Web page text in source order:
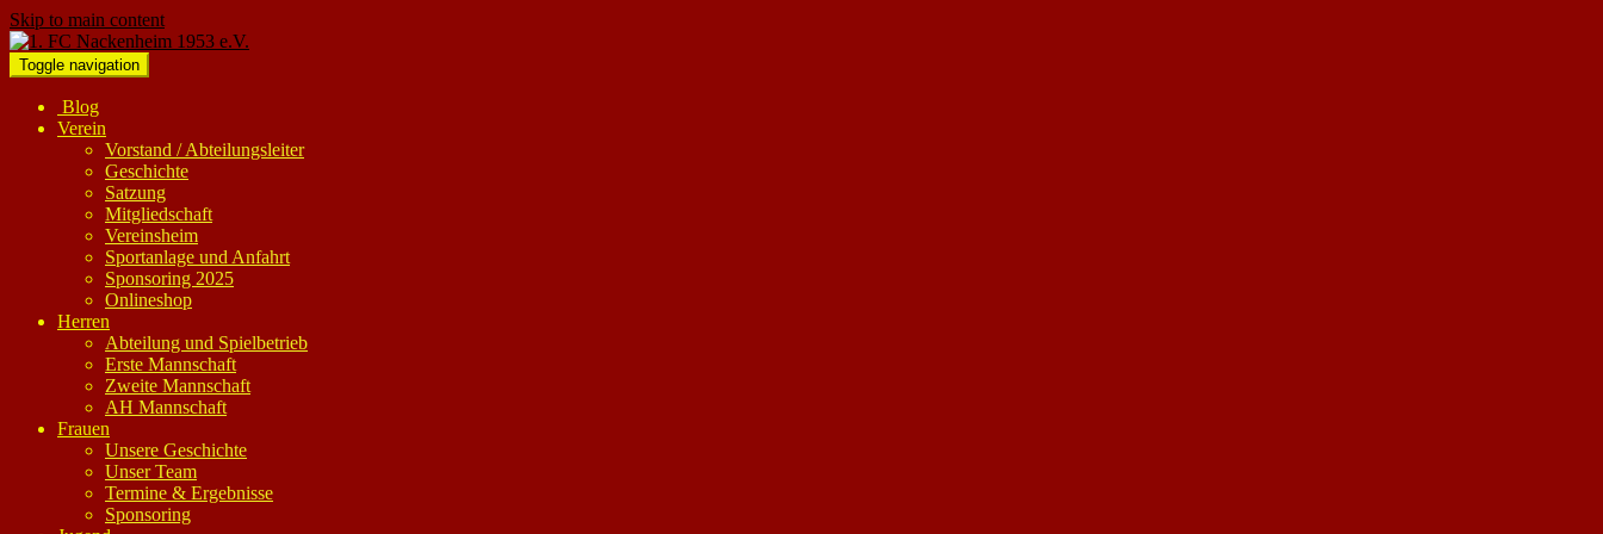
Skip to main content
Toggle navigation
Blog
Verein
Vorstand / Abteilungsleiter
Geschichte
Satzung
Mitgliedschaft
Vereinsheim
Sportanlage und Anfahrt
Sponsoring 2025
Onlineshop
Herren
Abteilung und Spielbetrieb
Erste Mannschaft
Zweite Mannschaft
AH Mannschaft
Frauen
Unsere Geschichte
Unser Team
Termine & Ergebnisse
Sponsoring